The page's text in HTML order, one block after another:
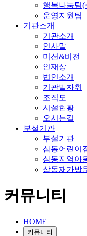
행복나눔팀(
운영지원팀
기관소개
기관소개
인사말
미션&비전
인재상
법인소개
기관발자취
조직도
시설현황
오시는길
부설기관
부설기관
삼동어린이
삼동지역아
삼동재가방
커뮤니티
HOME
커뮤니티